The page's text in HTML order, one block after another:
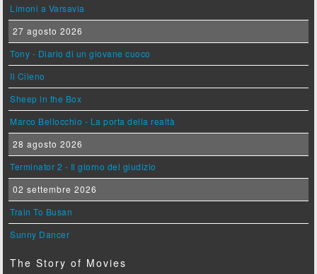
Limoni a Varsavia
27 agosto 2026
Tony - Diario di un giovane cuoco
Il Cileno
Sheep in the Box
Marco Bellocchio - La porta della realtà
28 agosto 2026
Terminator 2 - Il giorno del giudizio
02 settembre 2026
Train To Busan
Sunny Dancer
The Story of Movies